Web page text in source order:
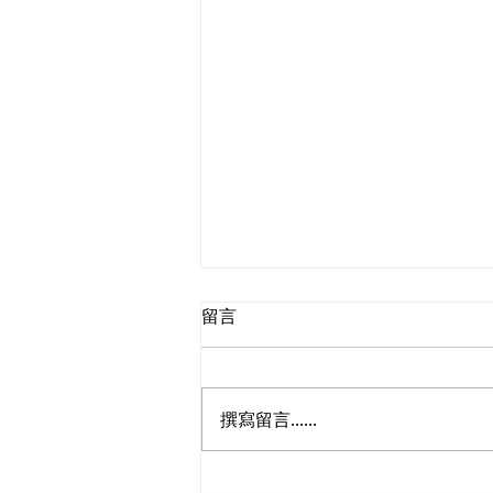
留言
撰寫留言......